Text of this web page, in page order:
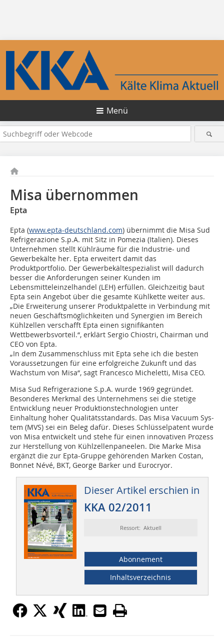
Menü
Misa übernommen
Epta
Epta (www.epta-deutschland.com) übernimmt die Misa Sud
Refrigerazione S.p.A. mit Sitz in Pomezia (Italien). Dieses
Unternehmen stellt Kühlräume für die Industrie- und
Gewerbekälte her. Epta erweitert damit das
Produktportfolio. Der Gewerbekältespezialist will dadurch
besser die Anforderungen seiner Kunden im
Lebensmitteleinzelhandel (LEH) erfüllen. Gleichzeitig baut
Epta sein Angebot über die gesamte Kühlkette weiter aus.
„Die Erweiterung unserer Produktpalette in Verbindung mit
neuen Geschäftsmöglichkeiten und Synergien im Bereich
Kühlzellen verschafft Epta einen signifikanten
Wettbewerbsvorteil.“, erklärt Sergio Chiostri, Chairman und
CEO von Epta.
„In dem Zusammenschluss mit Epta sehe ich die besten
Voraussetzungen für eine erfolgreiche Zukunft und das
Wachstum von Misa“, sagt Francesco Micheletti, Misa CEO.
Misa Sud Refrigerazione S.p.A. wurde 1969 gegründet.
Besonderes Merkmal des Unternehmens sei die stetige
Entwicklung neuer Produktionstechnologien unter
Einhaltung hoher Qualitätsstandards. Das Misa Vacuum Sys­
tem (MVS) sei ein Beleg dafür. Dieses Schlüsselpatent wurde
von Misa entwickelt und stehe für einen innovativen Prozess
zur Herstellung von Kühlzellenpaneelen. Die Marke Misa
ergänzt die zur Epta-Gruppe gehörenden Marken Costan,
Bonnet Névé, BKT, George Barker und Eurocryor.
Dieser Artikel erschien in
KKA 02/2011
Ressort: Aktuell
Abonnement
Inhaltsverzeichnis